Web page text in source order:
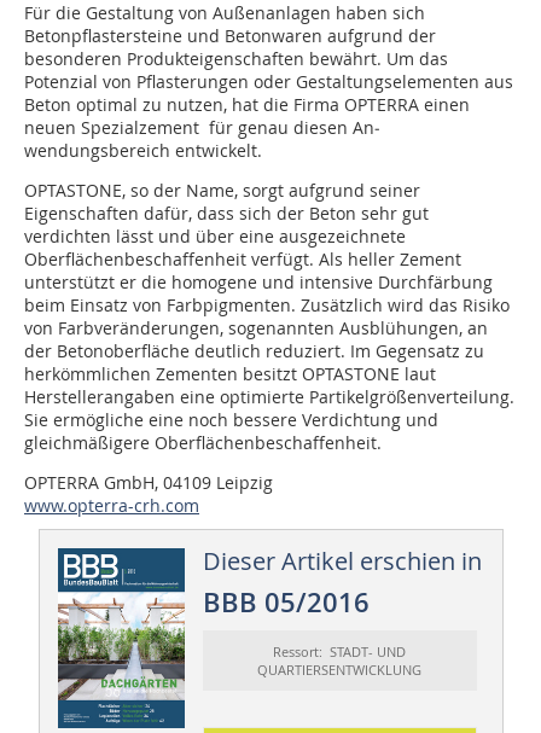
Für die Gestaltung von Außenanlagen haben sich
Betonpflastersteine und Betonwaren aufgrund der
besonderen Produkteigenschaften bewährt. Um das
Potenzial von Pflasterungen oder Gestaltungselementen aus
Beton optimal zu nutzen, hat die Firma OPTERRA einen
neuen Spezialzement für genau diesen An­­­
wendungsbereich entwickelt.
OPTASTONE, so der Name, sorgt aufgrund seiner
Eigenschaften dafür, dass sich der Beton sehr gut
verdichten lässt und über eine ausgezeichnete
Oberflächenbeschaffenheit verfügt. Als heller Zement
unterstützt er die homogene und intensive Durchfärbung
beim Einsatz von Farbpigmenten. Zusätzlich wird das Risiko
von Farbveränderungen, sogenannten Ausblühungen, an
der Betonoberfläche deutlich reduziert. Im Gegensatz zu
herkömmlichen Zementen besitzt OPTASTONE laut
Herstellerangaben eine optimierte Partikelgrößenverteilung.
Sie ermögliche eine noch bessere Verdichtung und
gleichmäßigere Oberflächenbeschaffenheit.
OPTERRA GmbH, 04109 Leipzig
www.opterra-crh.com
Dieser Artikel erschien in
BBB 05/2016
Ressort: STADT- UND
QUARTIERSENTWICKLUNG